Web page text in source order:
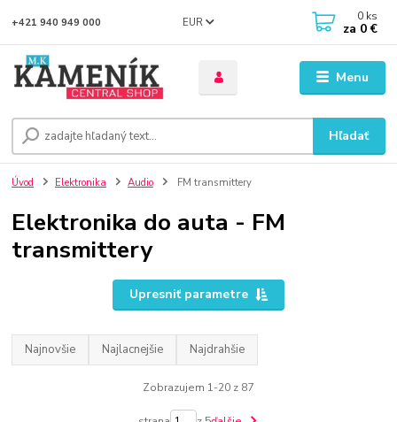
Menu
EUR
Hľadať
+421 940 949 000 0 ks
za 0 €
Úvod Elektronika Audio FM transmittery
Elektronika do auta - FM
transmittery
Upresniť parametre
Najnovšie Najlacnejšie Najdrahšie
Zobrazujem 1-20 z 87